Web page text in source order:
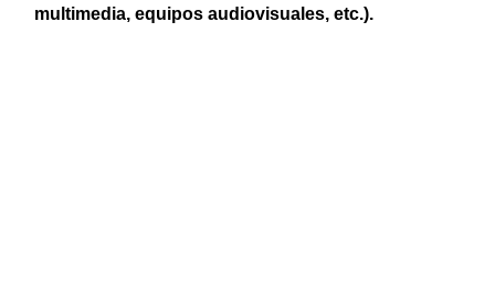
multimedia, equipos audiovisuales, etc.).